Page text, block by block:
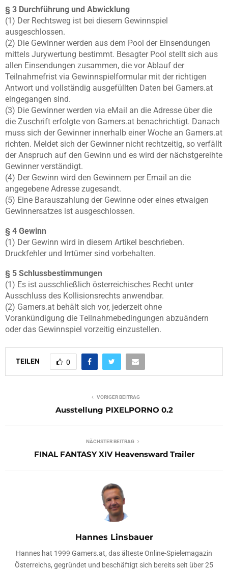
§ 3 Durchführung und Abwicklung
(1) Der Rechtsweg ist bei diesem Gewinnspiel
ausgeschlossen.
(2) Die Gewinner werden aus dem Pool der Einsendungen
mittels Jurywertung bestimmt. Besagter Pool stellt sich aus
allen Einsendungen zusammen, die vor Ablauf der
Teilnahmefrist via Gewinnspielformular mit der richtigen
Antwort und vollständig ausgefüllten Daten bei Gamers.at
eingegangen sind.
(3) Die Gewinner werden via eMail an die Adresse über die
die Zuschrift erfolgte von Gamers.at benachrichtigt. Danach
muss sich der Gewinner innerhalb einer Woche an Gamers.at
richten. Meldet sich der Gewinner nicht rechtzeitig, so verfällt
der Anspruch auf den Gewinn und es wird der nächstgereihte
Gewinner verständigt.
(4) Der Gewinn wird den Gewinnern per Email an die
angegebene Adresse zugesandt.
(5) Eine Barauszahlung der Gewinne oder eines etwaigen
Gewinnersatzes ist ausgeschlossen.
§ 4 Gewinn
(1) Der Gewinn wird in diesem Artikel beschrieben.
Druckfehler und Irrtümer sind vorbehalten.
§ 5 Schlussbestimmungen
(1) Es ist ausschließlich österreichisches Recht unter
Ausschluss des Kollisionsrechts anwendbar.
(2) Gamers.at behält sich vor, jederzeit ohne
Vorankündigung die Teilnahmebedingungen abzuändern
oder das Gewinnspiel vorzeitig einzustellen.
TEILEN 0
VORIGER BEITRAG
Ausstellung PIXELPORNO 0.2
NÄCHSTER BEITRAG
FINAL FANTASY XIV Heavensward Trailer
Hannes Linsbauer
Hannes hat 1999 Gamers.at, das älteste Online-Spielemagazin
Österreichs, gegründet und beschäftigt sich bereits seit über 25